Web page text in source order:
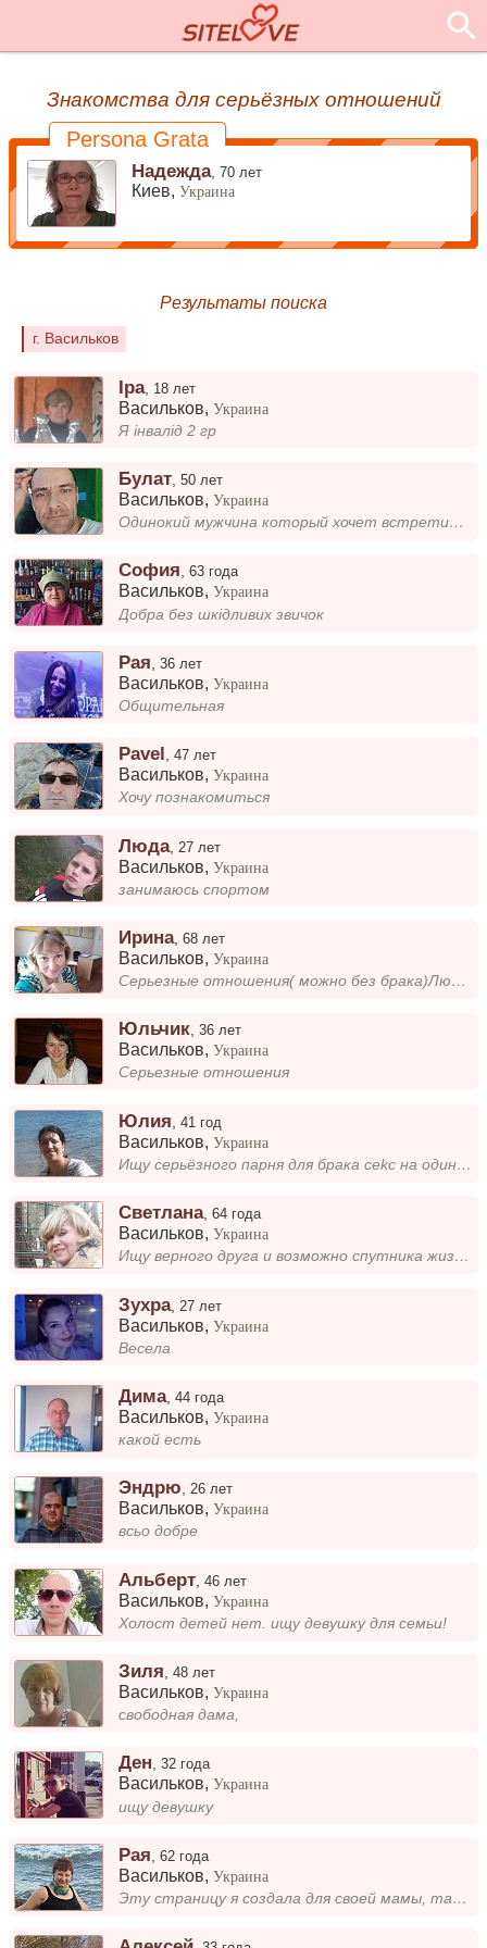
Знакомства для серьёзных отношений
Persona Grata
Надежда,70 лет
Киев,Украина
Результаты поиска
г. Васильков
Іра, 18 лет
Васильков,Украина
Я інвалід 2 гр
Булат ,50 лет
Васильков,Украина
Одинокий мужчина который хочет встретить свою судьбу
София,63 года
Васильков,Украина
Добра без шкідливих звичок
Рая ,36 лет
Васильков,Украина
Общительная
Pavel ,47 лет
Васильков,Украина
Хочу познакомиться
Люда, 27 лет
Васильков,Украина
занимаюсь спортом
Ирина,68 лет
Васильков,Украина
Серьезные отношения( можно без брака)Люблю путешествовать, стараюсь держать форму( утренняя пробежка, спортзал)
Юльчик,36 лет
Васильков,Украина
Серьезные отношения
Юлия ,41 год
Васильков,Украина
Ищу серьёзного парня для брака cekc на один раз не интересует. Высого интересного Не пьющего(строго)...
Светлана,64 года
Васильков,Украина
Ищу верного друга и возможно спутника жизни-очень хочется тепла и ласки.
Зухра, 27 лет
Васильков,Украина
Весела
Дима,44 года
Васильков,Украина
какой есть
Эндрю,26 лет
Васильков,Украина
всьо добре
Альберт ,46 лет
Васильков,Украина
Холост детей нет. ищу девушку для семьи!
Зиля ,48 лет
Васильков,Украина
свободная дама,
Ден,32 года
Васильков,Украина
ищу девушку
Рая ,62 года
Васильков,Украина
Эту страницу я создала для своей мамы, так как она лучшая женщина на Земле и. Свободна! Я знаю, что быть рядом с ней...